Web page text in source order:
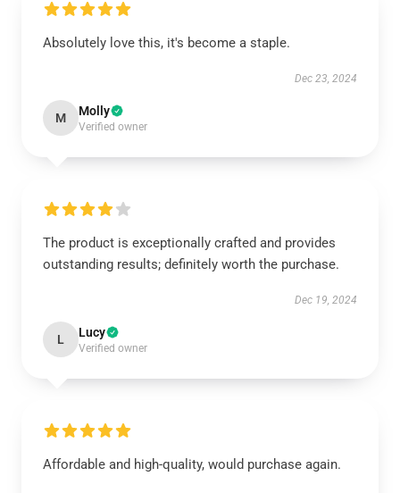
Absolutely love this, it's become a staple.
Dec 23, 2024
M Molly
Verified owner
The product is exceptionally crafted and provides
outstanding results; definitely worth the purchase.
Dec 19, 2024
L Lucy
Verified owner
Affordable and high-quality, would purchase again.